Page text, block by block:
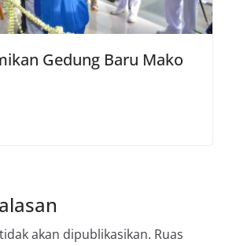
Gedung Baru Mako
akan dipublikasikan. Ruas